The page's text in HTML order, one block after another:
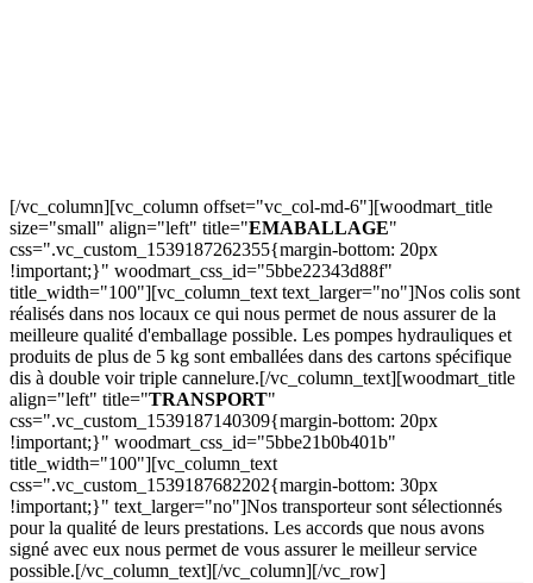
[/vc_column][vc_column offset="vc_col-md-6"][woodmart_title
size="small" align="left" title="EMABALLAGE"
css=".vc_custom_1539187262355{margin-bottom: 20px
!important;}" woodmart_css_id="5bbe22343d88f"
title_width="100"][vc_column_text text_larger="no"]Nos colis sont
réalisés dans nos locaux ce qui nous permet de nous assurer de la
meilleure qualité d'emballage possible. Les pompes hydrauliques et
produits de plus de 5 kg sont emballées dans des cartons spécifique
dis à double voir triple cannelure.[/vc_column_text][woodmart_title
align="left" title="TRANSPORT"
css=".vc_custom_1539187140309{margin-bottom: 20px
!important;}" woodmart_css_id="5bbe21b0b401b"
title_width="100"][vc_column_text
css=".vc_custom_1539187682202{margin-bottom: 30px
!important;}" text_larger="no"]Nos transporteur sont sélectionnés
pour la qualité de leurs prestations. Les accords que nous avons
signé avec eux nous permet de vous assurer le meilleur service
possible.[/vc_column_text][/vc_column][/vc_row]